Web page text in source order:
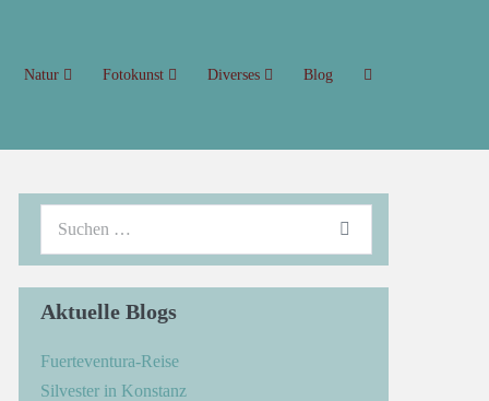
Natur Fotokunst Diverses Blog
Aktuelle Blogs
Fuerteventura-Reise
Silvester in Konstanz